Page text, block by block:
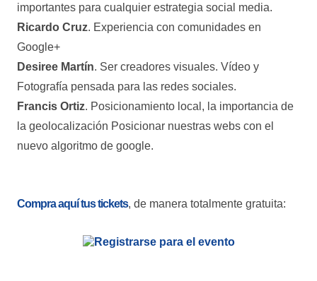
importantes para cualquier estrategia social media.
Ricardo Cruz. Experiencia con comunidades en
Google+
Desiree Martín. Ser creadores visuales. Vídeo y
Fotografía pensada para las redes sociales.
Francis Ortiz. Posicionamiento local, la importancia de
la geolocalización Posicionar nuestras webs con el
nuevo algoritmo de google.
Compra aquí tus tickets, de manera totalmente gratuita: